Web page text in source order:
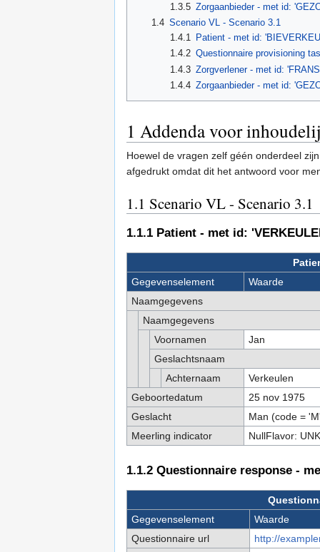
1.3.5 Zorgaanbieder - met id:
1.4 Scenario VL - Scenario 3.1
1.4.1 Patient - met id:
1.4.2 Questionnaire provisioning
1.4.3 Zorgverlener - met id:
1.4.4 Zorgaanbieder - met id:
1 Addenda voor
Hoewel de vragen zelf géén onderdeel
afgedrukt omdat dit het antwoord voor
1.1 Scenario VL - Scenario 3.1
1.1.1 Patient - met id:
Gegevenselement
Waarde
Naamgegevens
Naamgegevens
Voornamen
Jan
Geslachtsnaam
Achternaam
Verkeulen
Geboortedatum
25 nov 1975
Geslacht
Man (code =
Meerling indicator
NullFlavor: UNK
1.1.2 Questionnaire response -
Gegevenselement
Waarde
Questionnaire url
http://